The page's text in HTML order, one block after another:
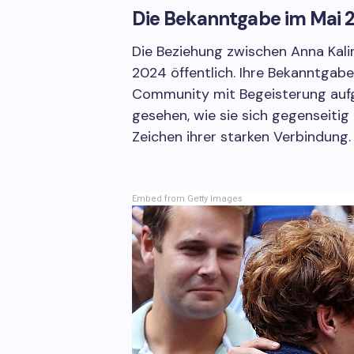
Die Bekanntgabe im Mai
Die Beziehung zwischen Anna
2024 öffentlich. Ihre
Community mit Begeisterung
gesehen, wie sie sich
Zeichen ihrer starken Verbindung.
Embed from Getty Images